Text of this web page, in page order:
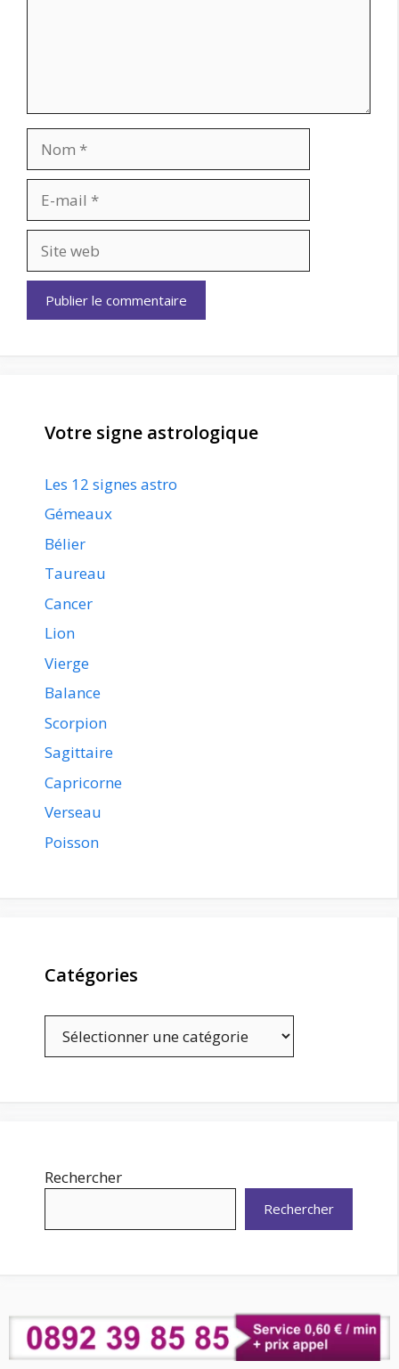
mail
web
Votre signe astrologique
Les 12 signes astro
Gémeaux
Bélier
Taureau
Cancer
Lion
Vierge
Balance
Scorpion
Sagittaire
Capricorne
Verseau
Poisson
Catégories
Rechercher
Rechercher